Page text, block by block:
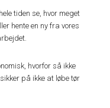
tiden se, hvor meget
hente en ny fra vores
hvorfor så ikke
på ikke at løbe tør